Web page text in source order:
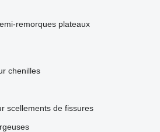
remorques plateaux
chenilles
scellements de fissures